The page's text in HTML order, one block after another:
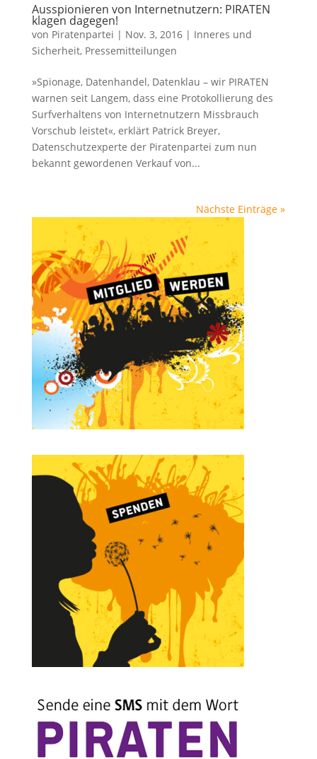
Ausspionieren von Internetnutzern: PIRATEN
klagen dagegen!
von Piratenpartei | Nov. 3, 2016| Inneres und
Sicherheit, Pressemitteilungen
»Spionage, Datenhandel, Datenklau – wir PIRATEN
warnen seit Langem, dass eine Protokollierung des
Surfverhaltens von Internetnutzern Missbrauch
Vorschub leistet«, erklärt Patrick Breyer,
Datenschutzexperte der Piratenpartei zum nun
bekannt gewordenen Verkauf von...
Nächste Einträge »